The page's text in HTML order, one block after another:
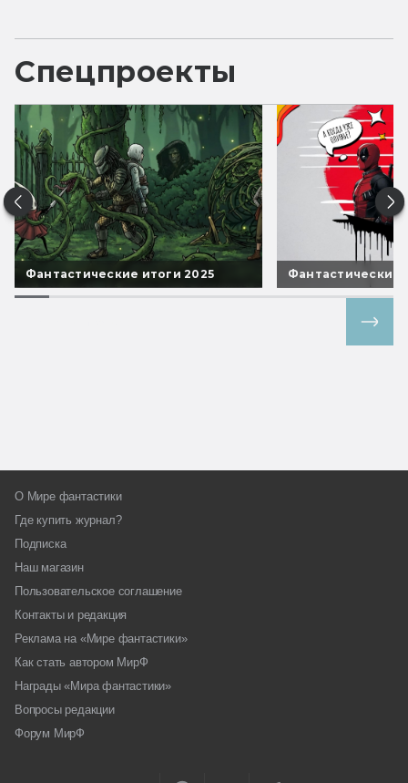
Спецпроекты
Фантастические итоги 2025 Фантастические
О Мире фантастики
Где купить журнал?
Подписка
Наш магазин
Пользовательское соглашение
Контакты и редакция
Реклама на «Мире фантастики»
Как стать автором МирФ
Награды «Мира фантастики»
Вопросы редакции
Форум МирФ